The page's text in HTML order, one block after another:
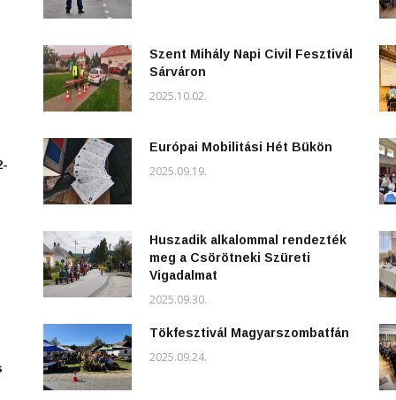
Szent Mihály Napi Civil Fesztivál
Sárváron
2025.10.02.
Európai Mobilitási Hét Bükön
2025.09.19.
Huszadik alkalommal rendezték
meg a Csörötneki Szüreti
Vigadalmat
2025.09.30.
Tökfesztivál Magyarszombatfán
2025.09.24.